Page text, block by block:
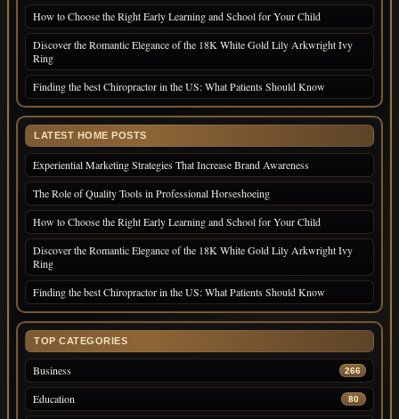
How to Choose the Right Early Learning and School for Your Child
Discover the Romantic Elegance of the 18K White Gold Lily Arkwright Ivy
Ring
Finding the best Chiropractor in the US: What Patients Should Know
LATEST HOME POSTS
Experiential Marketing Strategies That Increase Brand Awareness
The Role of Quality Tools in Professional Horseshoeing
How to Choose the Right Early Learning and School for Your Child
Discover the Romantic Elegance of the 18K White Gold Lily Arkwright Ivy
Ring
Finding the best Chiropractor in the US: What Patients Should Know
TOP CATEGORIES
Business 266
Education 80